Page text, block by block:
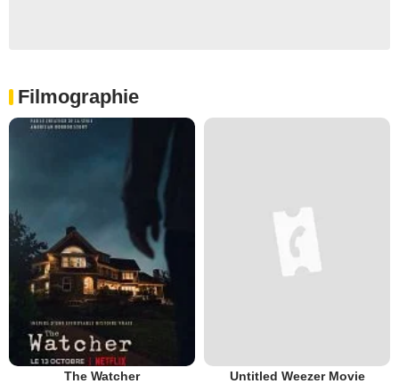
Filmographie
The Watcher Untitled Weezer Movie